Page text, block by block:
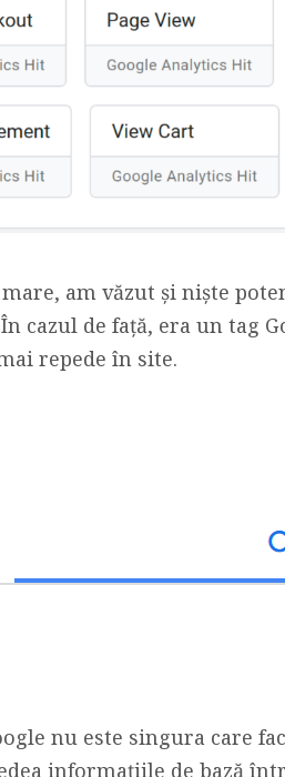
am văzut și niște
cazul de față, era un tag
repede în site.
nu este singura care
informațiile de bază